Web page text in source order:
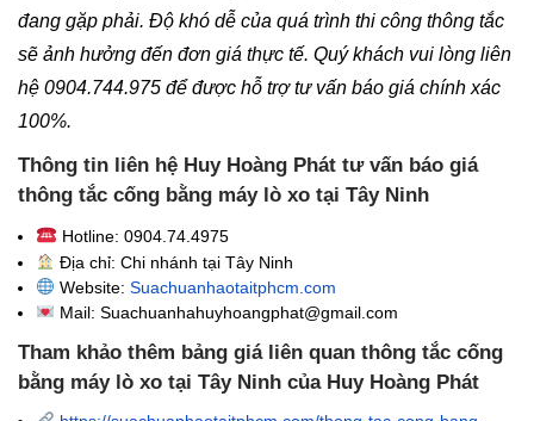
đang gặp phải. Độ khó dễ của quá trình thi công thông tắc
sẽ ảnh hưởng đến đơn giá thực tế. Quý khách vui lòng liên
hệ 0904.744.975 để được hỗ trợ tư vấn báo giá chính xác
100%.
Thông tin liên hệ Huy Hoàng Phát tư vấn báo giá
thông tắc cống bằng máy lò xo tại Tây Ninh
Hotline: 0904.74.4975
Địa chỉ: Chi nhánh tại Tây Ninh
Website: Suachuanhaotaitphcm.com
Mail: Suachuanhahuyhoangphat@gmail.com
Tham khảo thêm bảng giá liên quan thông tắc cống
bằng máy lò xo tại Tây Ninh của Huy Hoàng Phát